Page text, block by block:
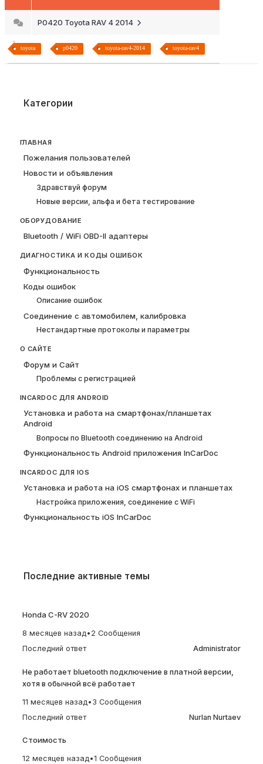
P0420 Toyota RAV 4 2014
toyota p0420 toyota-rav4-2014 toyota-rav4
Категории
ГЛАВНАЯ
Пожелания пользователей
Новости и объявления
Здравствуй форум
Новые версии, альфа и бета тестирование
ОБОРУДОВАНИЕ
Bluetooth / WiFi OBD-II адаптеры
ДИАГНОСТИКА И КОДЫ ОШИБОК
Функциональность
Коды ошибок
Описание ошибок
Соединение с автомобилем, калибровка
Нестандартные протоколы и параметры
О САЙТЕ
Форум и Сайт
Проблемы с регистрацией
INCARDOC ДЛЯ ANDROID
Установка и работа на смартфонах/планшетах
Android
Вопросы по Bluetooth соединению на Android
Функциональность Android приложения InCarDoc
INCARDOC ДЛЯ IOS
Установка и работа на iOS смартфонах и планшетах
Настройка приложения, соединение с WiFi
Функциональность iOS InCarDoc
Последние активные темы
Honda C-RV 2020
8 месяцев назад • 2 Сообщения
Последний ответ
Administrator
Не работает bluetooth подключение в платной версии,
хотя в обычной всё работает
11 месяцев назад • 3 Сообщения
Последний ответ
Nurlan Nurtaev
Стоимость
12 месяцев назад•1 Сообщения